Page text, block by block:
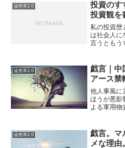
徒然草2.0
投資のす
投資観を
私の投資歴
は社会人に
言うともう
れません。
をブログで
徒然草2.0
戯言｜中
アース禁
他人事風に
ほうが悪影
よる軍用物
る程度は考
代替品がな
徒然草2.0
戯言。マ
メな理由